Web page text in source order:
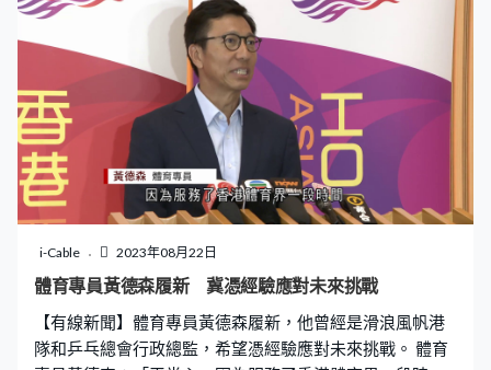
負責任。
i-Cable 2023年08月22日
體育專員黃德森履新 冀憑經驗應對未來挑戰
【有線新聞】體育專員黃德森履新，他曾經是滑浪風帆港
隊和乒乓總會行政總監，希望憑經驗應對未來挑戰。 體育